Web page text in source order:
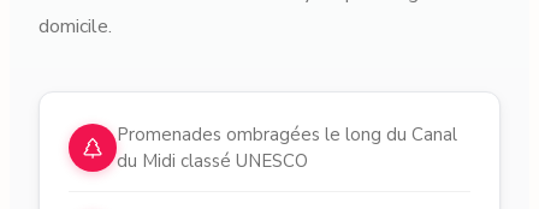
domicile.
Pourquoi choisir des pet sitters à Toulouse
Promenades ombragées le long du Canal
du Midi classé UNESCO